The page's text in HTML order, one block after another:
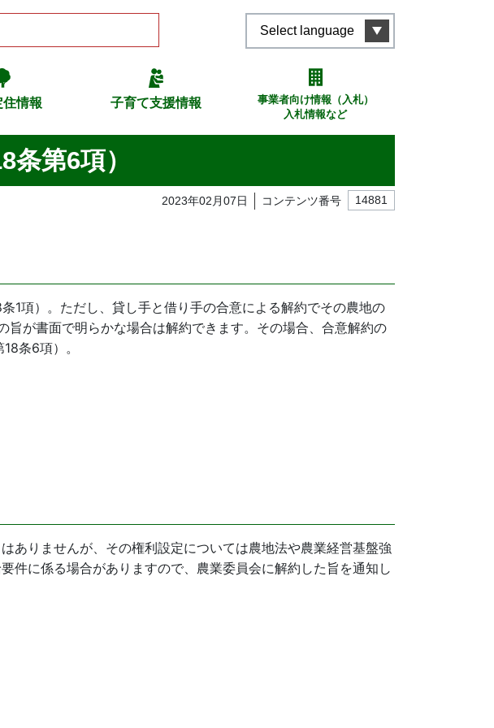
Select language
情報 子育て支援情報
事業者向け情報（入札）
入札情報など
第6項）
2023年02月07日 コンテンツ番号 14881
1項）。ただし、貸し手と借り手の合意による解約でその農地の
が書面で明らかな場合は解約できます。その場合、合意解約の
条6項）。
ありませんが、その権利設定については農地法や農業経営基盤強
件に係る場合がありますので、農業委員会に解約した旨を通知し